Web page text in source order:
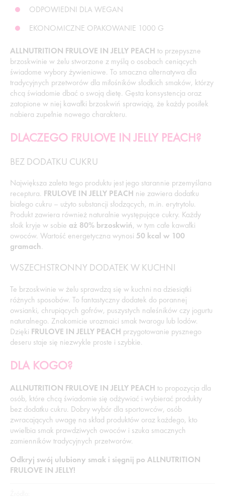
ODPOWIEDNI DLA WEGAN
EKONOMICZNE OPAKOWANIE 1000 G
ALLNUTRITION FRULOVE IN JELLY PEACH to przepyszne
brzoskwinie w żelu stworzone z myślą o osobach ceniących
świadome wybory żywieniowe. To smaczna alternatywa dla
tradycyjnych przetworów dla miłośników słodkich smaków, którzy
chcą świadomie dbać o swoją dietę. Gęsta konsystencja oraz
zatopione w niej kawałki brzoskwiń sprawiają, że każdy posiłek
nabiera zupełnie nowego charakteru.
DLACZEGO FRULOVE IN JELLY PEACH?
BEZ DODATKU CUKRU
Największa zaleta tego produktu jest jego starannie przemyślana
receptura. FRULOVE IN JELLY PEACH nie zawiera dodatku
białego cukru – użyto substancji słodzących, m.in. erytrytolu.
Produkt zawiera również naturalnie występujące cukry. Każdy
słoik kryje w sobie aż 80% brzoskwiń, w tym całe kawałki
owoców. Wartość energetyczna wynosi 50 kcal w 100
gramach.
WSZECHSTRONNY DODATEK W KUCHNI
Te brzoskwinie w żelu sprawdzą się w kuchni na dziesiątki
różnych sposobów. To fantastyczny dodatek do porannej
owsianki, chrupiących gofrów, puszystych naleśników czy jogurtu
naturalnego. Znakomicie urozmaici smak twarogu lub lodów.
Dzięki FRULOVE IN JELLY PEACH przygotowanie pysznego
deseru staje się niezwykle proste i szybkie.
DLA KOGO?
ALLNUTRITION FRULOVE IN JELLY PEACH to propozycja dla
osób, które chcą świadomie się odżywiać i wybierać produkty
bez dodatku cukru. Dobry wybór dla sportowców, osób
zwracających uwagę na skład produktów oraz każdego, kto
uwielbia smak prawdziwych owoców i szuka smacznych
zamienników tradycyjnych przetworów.
Odkryj swój ulubiony smak i sięgnij po ALLNUTRITION
FRULOVE IN JELLY!